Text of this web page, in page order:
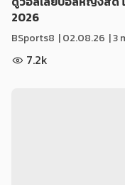
2026
BSports8 |02.08.26 | 3
7.2k